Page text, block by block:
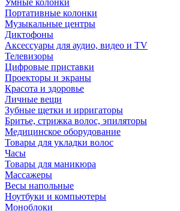
Умные колонки
Портативные колонки
Музыкальные центры
Диктофоны
Аксессуары для аудио, видео и TV
Телевизоры
Цифровые приставки
Проекторы и экраны
Красота и здоровье
Личные вещи
Зубные щетки и ирригаторы
Бритье, стрижка волос, эпиляторы
Медицинское оборудование
Товары для укладки волос
Часы
Товары для маникюра
Массажеры
Весы напольные
Ноутбуки и компьютеры
Моноблоки